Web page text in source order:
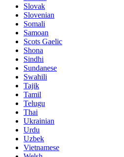
Slovak
Slovenian
Somali
Samoan
Scots Gaelic
Shona
Sindhi
Sundanese
Swahili
Tajik
Tamil
Telugu
Thai
Ukrainian
Urdu
Uzbek
Vietnamese